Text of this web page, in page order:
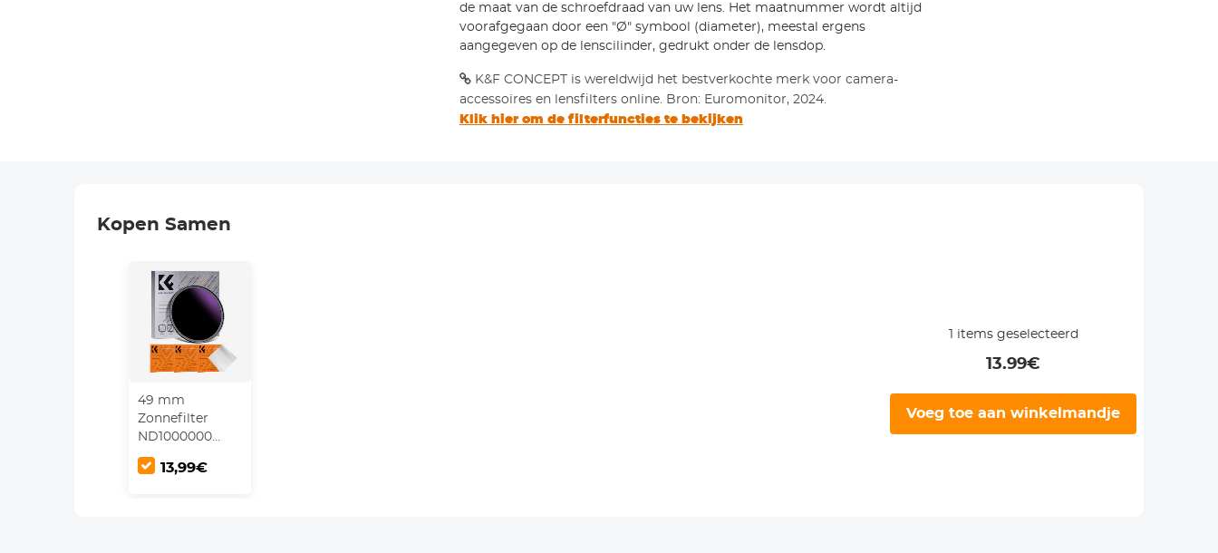
de maat van de schroefdraad van uw lens. Het maatnummer wordt altijd
voorafgegaan door een "Ø" symbool (diameter), meestal ergens
aangegeven op de lenscilinder, gedrukt onder de lensdop.
K&F CONCEPT is wereldwijd het bestverkochte merk voor camera-
accessoires en lensfilters online. Bron: Euromonitor, 2024.
Klik hier om de filterfuncties te bekijken
Kopen Samen
49 mm
Zonnefilter
ND1000000
Solide Neutrale
Dichtheid Lens
13,99€
items geselecteerd
13.99€
Voeg toe aan winkelmandje